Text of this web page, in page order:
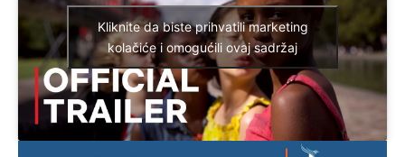
Kliknite da biste prihvatili marketing
kolačiće i omogućili ovaj sadržaj